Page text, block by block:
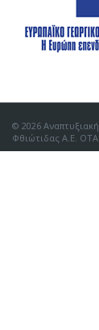
© 2026 Αναπτυξιακή
Φθιώτιδας Α.Ε. ΟΤΑ